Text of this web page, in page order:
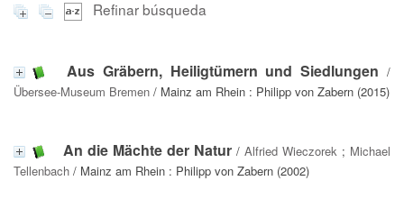
Refinar búsqueda
Aus Gräbern, Heiligtümern und Siedlungen /
Übersee-Museum Bremen / Mainz am Rhein : Philipp von Zabern (2015)
An die Mächte der Natur / Alfried Wieczorek ; Michael
Tellenbach / Mainz am Rhein : Philipp von Zabern (2002)